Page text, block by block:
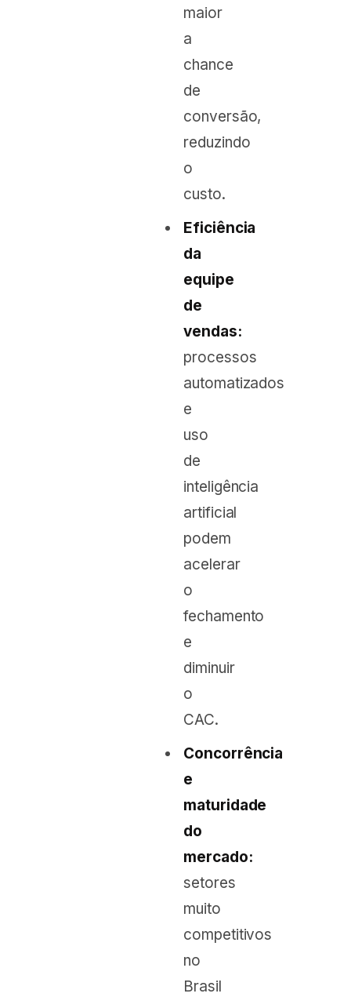
maior
a
chance
de
conversão,
reduzindo
o
custo.
Eficiência
da
equipe
de
vendas:
processos
automatizados
e
uso
de
inteligência
artificial
podem
acelerar
o
fechamento
e
diminuir
o
CAC.
Concorrência
e
maturidade
do
mercado:
setores
muito
competitivos
no
Brasil